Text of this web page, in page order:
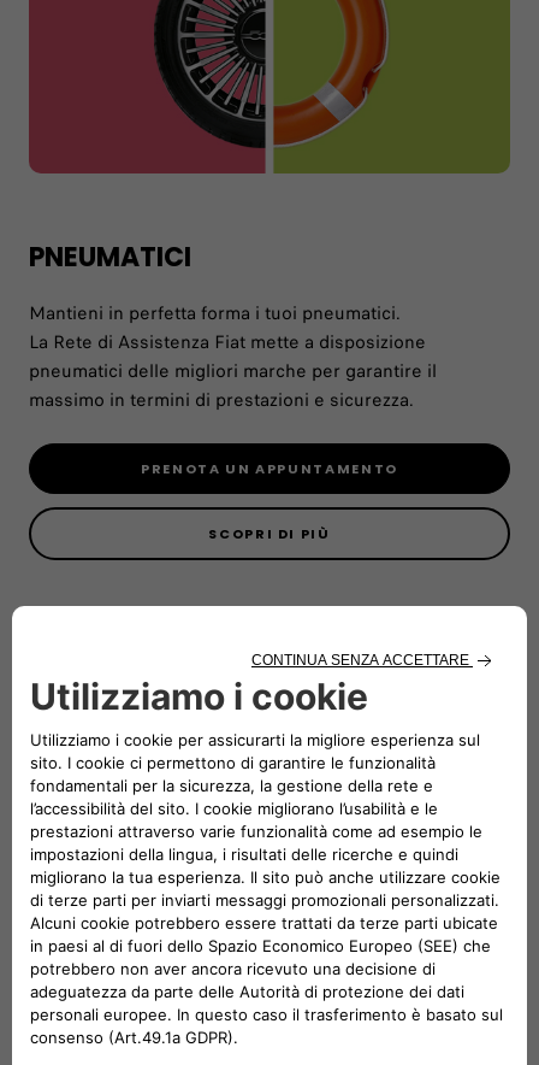
PNEUMATICI
Mantieni in perfetta forma i tuoi pneumatici.
La Rete di Assistenza Fiat mette a disposizione
pneumatici delle migliori marche per garantire il
massimo in termini di prestazioni e sicurezza.
PRENOTA UN APPUNTAMENTO
SCOPRI DI PIÙ